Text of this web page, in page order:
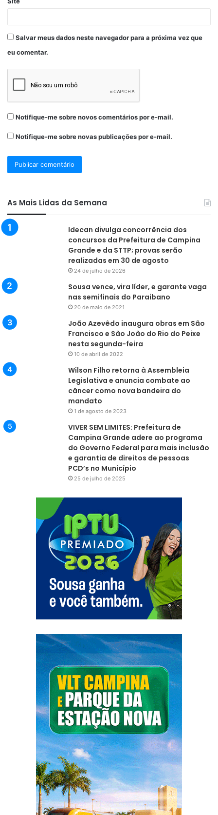
Salvar meus dados neste navegador para a próxima vez que
eu comentar.
Notifique-me sobre novos comentários por e-mail.
Notifique-me sobre novas publicações por e-mail.
As Mais Lidas da Semana
Idecan divulga concorrência dos
concursos da Prefeitura de Campina
Grande e da STTP; provas serão
realizadas em 30 de agosto
24 de julho de 2026
Sousa vence, vira líder, e garante vaga
nas semifinais do Paraibano
20 de maio de 2021
João Azevêdo inaugura obras em São
Francisco e São João do Rio do Peixe
nesta segunda-feira
10 de abril de 2022
Wilson Filho retorna à Assembleia
Legislativa e anuncia combate ao
câncer como nova bandeira do
mandato
1 de agosto de 2023
VIVER SEM LIMITES: Prefeitura de
Campina Grande adere ao programa
do Governo Federal para mais inclusão
e garantia de direitos de pessoas
PCD’s no Município
25 de julho de 2025